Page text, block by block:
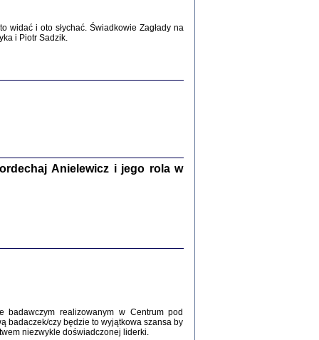
opatrzyła Barbara Engelking i Havi Dreifuss
Zagłada Żydów.
widać i oto słychać. Świadkowie Zagłady na
i Piotr Sadzik.
Anielewicz i jego rola w
badawczym realizowanym w Centrum pod
badaczek/czy będzie to wyjątkowa szansa by
niezwykle doświadczonej liderki.